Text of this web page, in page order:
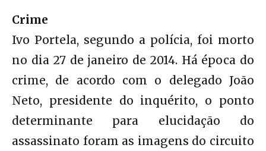
Crime
Ivo Portela, segundo a polícia, foi morto
no dia 27 de janeiro de 2014. Há época do
crime, de acordo com o delegado João
Neto, presidente do inquérito, o ponto
determinante para elucidação do
assassinato foram as imagens do circuito